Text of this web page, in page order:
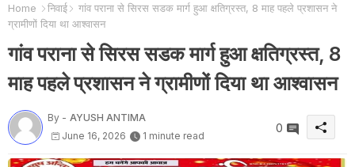
Home निवाई
गांव पराना से सिरस सडक मार्ग हुआ क्षतिग्रस्त, 8 माह पहले प्रशासन ने
ग्रामीणों दिया था आश्वासन
गांव पराना से सिरस सडक मार्ग हुआ क्षतिग्रस्त, 8
माह पहले प्रशासन ने ग्रामीणों दिया था आश्वासन
By - AYUSH ANTIMA
June 16, 2026
1 minute read
0